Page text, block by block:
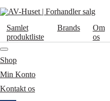
Samlet
produktliste
Brands
Om
os
Shop
Min Konto
Kontakt os